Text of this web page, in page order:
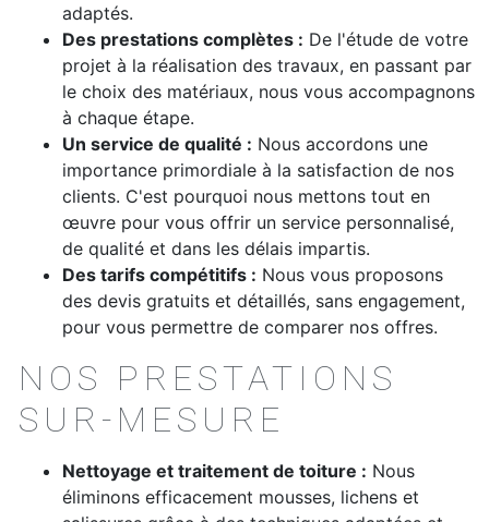
adaptés.
Des prestations complètes : De l'étude de votre
projet à la réalisation des travaux, en passant par
le choix des matériaux, nous vous accompagnons
à chaque étape.
Un service de qualité : Nous accordons une
importance primordiale à la satisfaction de nos
clients. C'est pourquoi nous mettons tout en
œuvre pour vous offrir un service personnalisé,
de qualité et dans les délais impartis.
Des tarifs compétitifs : Nous vous proposons
des devis gratuits et détaillés, sans engagement,
pour vous permettre de comparer nos offres.
NOS PRESTATIONS
SUR-MESURE
Nettoyage et traitement de toiture : Nous
éliminons efficacement mousses, lichens et